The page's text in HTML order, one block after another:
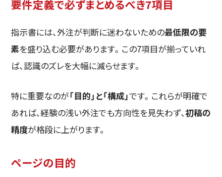
要件定義で必ずまとめるべき7項目
指示書には、外注が判断に迷わないための最低限の要
素を盛り込む必要があります。この7項目が揃っていれ
ば、認識のズレを大幅に減らせます。
特に重要なのが「目的」と「構成」です。これらが明確で
あれば、経験の浅い外注でも方向性を見失わず、初稿の
精度が格段に上がります。
ページの目的